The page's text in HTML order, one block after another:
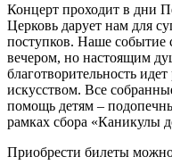
Концерт проходит в дни
Церковь дарует нам для
поступков. Наше событие
вечером, но настоящим
благотворительность
искусством. Все
помощь детям –
рамках сбора «Каникулы
Приобрести билеты